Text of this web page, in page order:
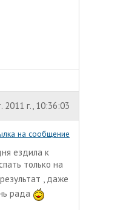
2011 г., 10:36:03
на сообщение
ездила к
только на
, даже
рада